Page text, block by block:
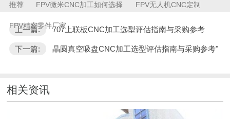
推荐 FPV微米CNC加工如何选择 FPV无人机CNC定制
FPV精密零件厂家
上一篇: 707上联板CNC加工选型评估指南与采购参考
下一篇: 晶圆真空吸盘CNC加工选型评估指南与采购参考"
相关资讯